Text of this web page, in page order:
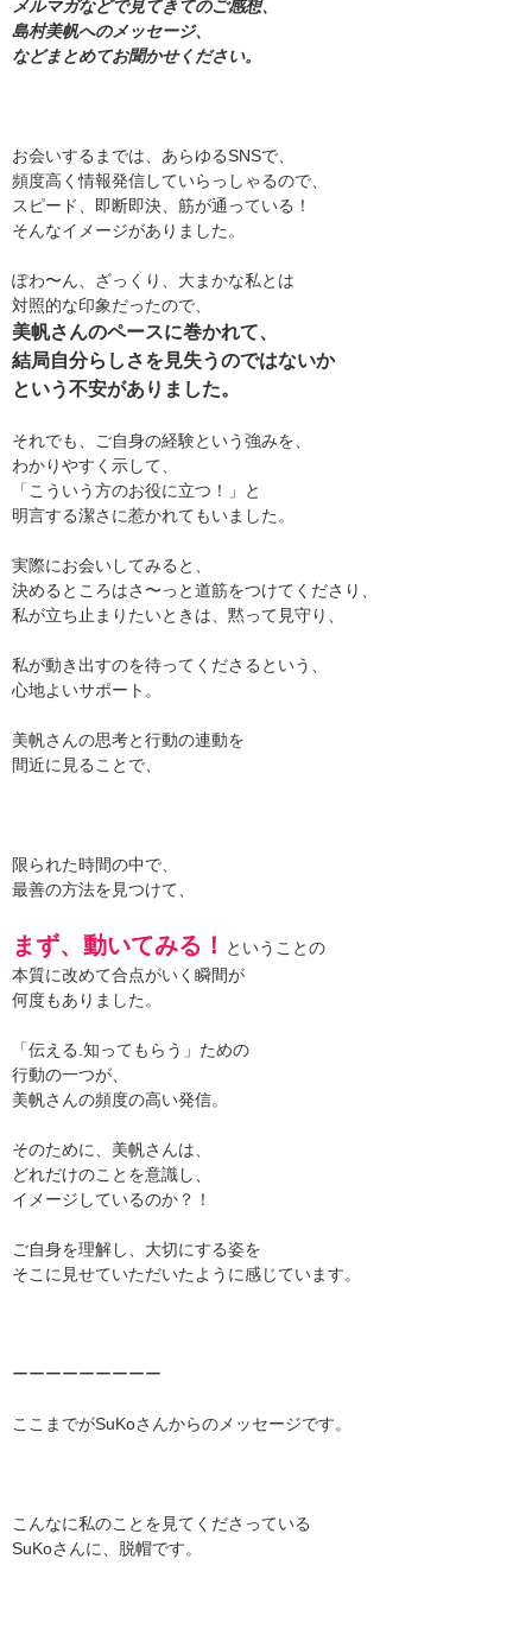
メルマガなどで見てきてのご感想、
島村美帆へのメッセージ、
などまとめてお聞かせください。
お会いするまでは、あらゆるSNSで、
頻度高く情報発信していらっしゃるので、
スピード、即断即決、筋が通っている！
そんなイメージがありました。
ぽわ〜ん、ざっくり、大まかな私とは
対照的な印象だったので、
美帆さんのペースに巻かれて、
結局自分らしさを見失うのではないか
という不安がありました。
それでも、ご自身の経験という強みを、
わかりやすく示して、
「こういう方のお役に立つ！」と
明言する潔さに惹かれてもいました。
実際にお会いしてみると、
決めるところはさ〜っと道筋をつけてくださり、
私が立ち止まりたいときは、黙って見守り、
私が動き出すのを待ってくださるという、
心地よいサポート。
美帆さんの思考と行動の連動を
間近に見ることで、
限られた時間の中で、
最善の方法を見つけて、
まず、動いてみる！
ということの
本質に改めて合点がいく瞬間が
何度もありました。
「伝える.知ってもらう」ための
行動の一つが、
美帆さんの頻度の高い発信。
そのために、美帆さんは、
どれだけのことを意識し、
イメージしているのか？！
ご自身を理解し、大切にする姿を
そこに見せていただいたように感じています。
ーーーーーーーーー
ここまでがSuKoさんからのメッセージです。
こんなに私のことを見てくださっている
SuKoさんに、脱帽です。